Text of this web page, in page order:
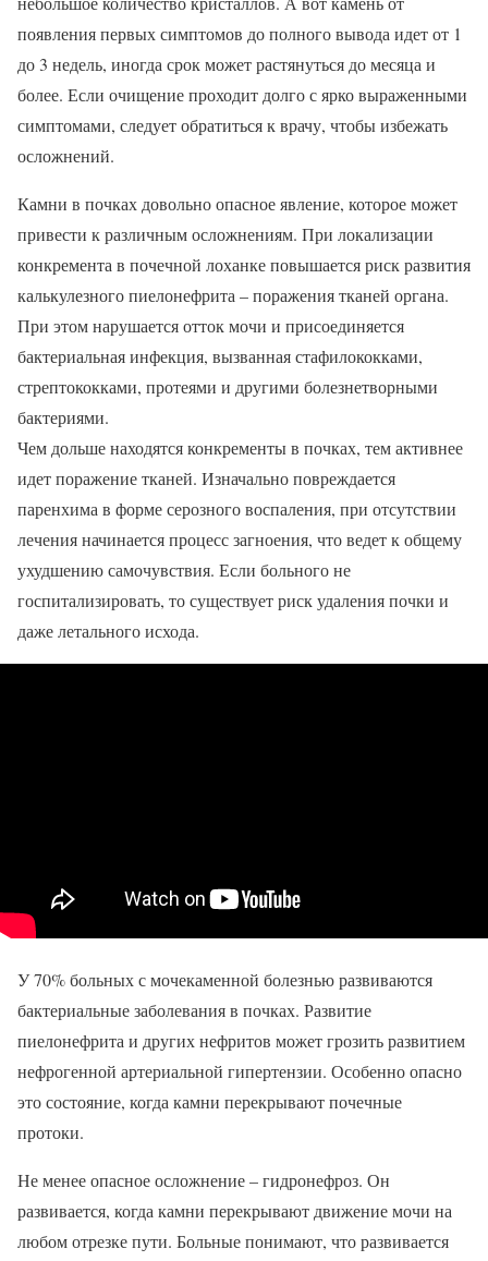
появления первых симптомов до полного вывода идет от 1
до 3 недель, иногда срок может растянуться до месяца и
более. Если очищение проходит долго с ярко выраженными
симптомами, следует обратиться к врачу, чтобы избежать
осложнений.
Камни в почках довольно опасное явление, которое может
привести к различным осложнениям. При локализации
конкремента в почечной лоханке повышается риск развития
калькулезного пиелонефрита – поражения тканей органа.
При этом нарушается отток мочи и присоединяется
бактериальная инфекция, вызванная стафилококками,
стрептококками, протеями и другими болезнетворными
бактериями.
Чем дольше находятся конкременты в почках, тем активнее
идет поражение тканей. Изначально повреждается
паренхима в форме серозного воспаления, при отсутствии
лечения начинается процесс загноения, что ведет к общему
ухудшению самочувствия. Если больного не
госпитализировать, то существует риск удаления почки и
даже летального исхода.
У 70% больных с мочекаменной болезнью развиваются
бактериальные заболевания в почках. Развитие
пиелонефрита и других нефритов может грозить развитием
нефрогенной артериальной гипертензии. Особенно опасно
это состояние, когда камни перекрывают почечные
протоки.
Не менее опасное осложнение – гидронефроз. Он
развивается, когда камни перекрывают движение мочи на
любом отрезке пути. Больные понимают, что развивается